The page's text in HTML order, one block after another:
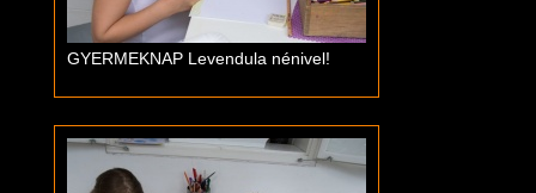
GYERMEKNAP Levendula nénivel!